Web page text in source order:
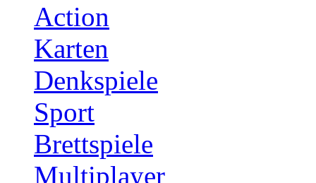
Action
Karten
Denkspiele
Sport
Brettspiele
Multiplayer